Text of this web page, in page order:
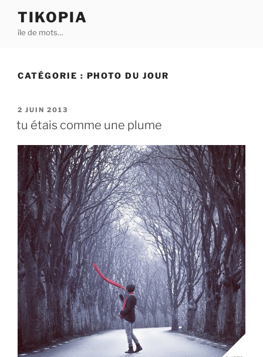
contenu
TIKOPIA
île de mots…
CATÉGORIE : PHOTO DU JOUR
PUBLIÉ
LE
2 JUIN 2013
tu étais comme une plume